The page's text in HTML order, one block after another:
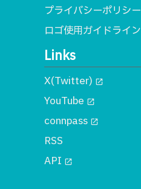
プライバシーポリシー
ロゴ使用ガイドライン
Links
X(Twitter) open_in_new
YouTube open_in_new
connpass open_in_new
RSS
API open_in_new